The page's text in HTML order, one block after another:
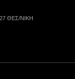
ΘΕΣ/ΝΙΚΗ